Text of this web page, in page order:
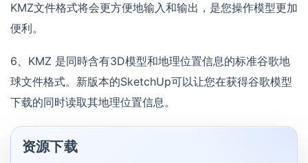
KMZ文件格式将会更方便地输入和输出，是您操作模型更加
便利。
6、KMZ 是同時含有3D模型和地理位置信息的标准谷歌地
球文件格式。新版本的SketchUp可以让您在获得谷歌模型
下载的同时读取其地理位置信息。
资源下载